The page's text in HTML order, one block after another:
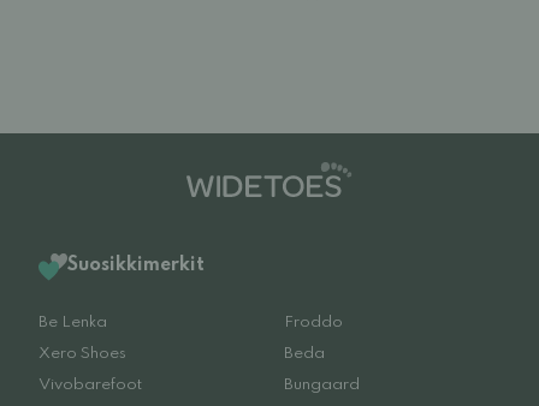
Suosikkimerkit
Be Lenka
Froddo
Xero Shoes
Beda
Vivobarefoot
Bungaard